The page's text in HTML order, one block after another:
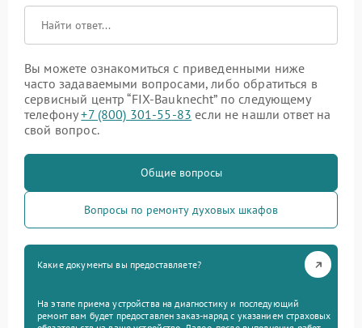
Вы можете ознакомиться с приведенными ниже
часто задаваемыми вопросами, либо обратиться в
сервисный центр “FIX-Bauknecht” по следующему
телефону+7 (800) 301-55-83 если не нашли ответ на
свой вопрос.
Общие вопросы
Вопросы по ремонту духовых шкафов
Какие документы вы предоставляете?
На этапе приема устройства на диагностику и последующий
ремонт вам будет предоставлен заказ-наряд с указанием страховых